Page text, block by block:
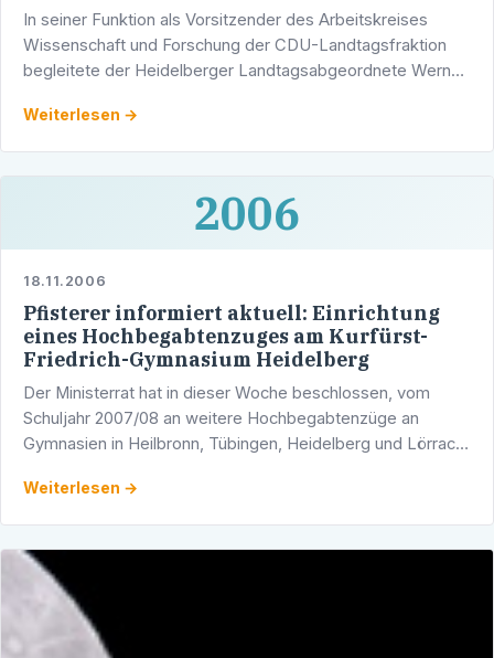
In seiner Funktion als Vorsitzender des Arbeitskreises
Wissenschaft und Forschung der CDU-Landtagsfraktion
begleitete der Heidelberger Landtagsabgeordnete Werner
Weiterlesen →
2006
18.11.2006
Pfisterer informiert aktuell: Einrichtung
eines Hochbegabtenzuges am Kurfürst-
Friedrich-Gymnasium Heidelberg
Der Ministerrat hat in dieser Woche beschlossen, vom
Schuljahr 2007/08 an weitere Hochbegabtenzüge an
Gymnasien in Heilbronn, Tübingen, Heidelberg und Lörrach
Weiterlesen →